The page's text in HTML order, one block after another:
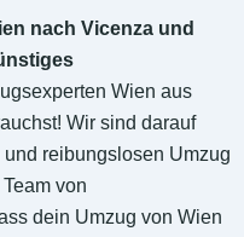
nach Vicenza und
Wien aus
Wir sind darauf
reibungslosen Umzug
von
dein Umzug von Wien